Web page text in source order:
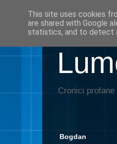
Cronici
Bogdan
This site uses cookies
are shared with Google
statistics, and to detect